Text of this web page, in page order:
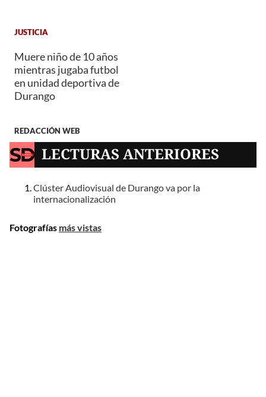
JUSTICIA
Muere niño de 10 años
mientras jugaba futbol
en unidad deportiva de
Durango
REDACCIÓN WEB
LECTURAS ANTERIORES
Clúster Audiovisual de Durango va por la
internacionalización
Fotografías más vistas